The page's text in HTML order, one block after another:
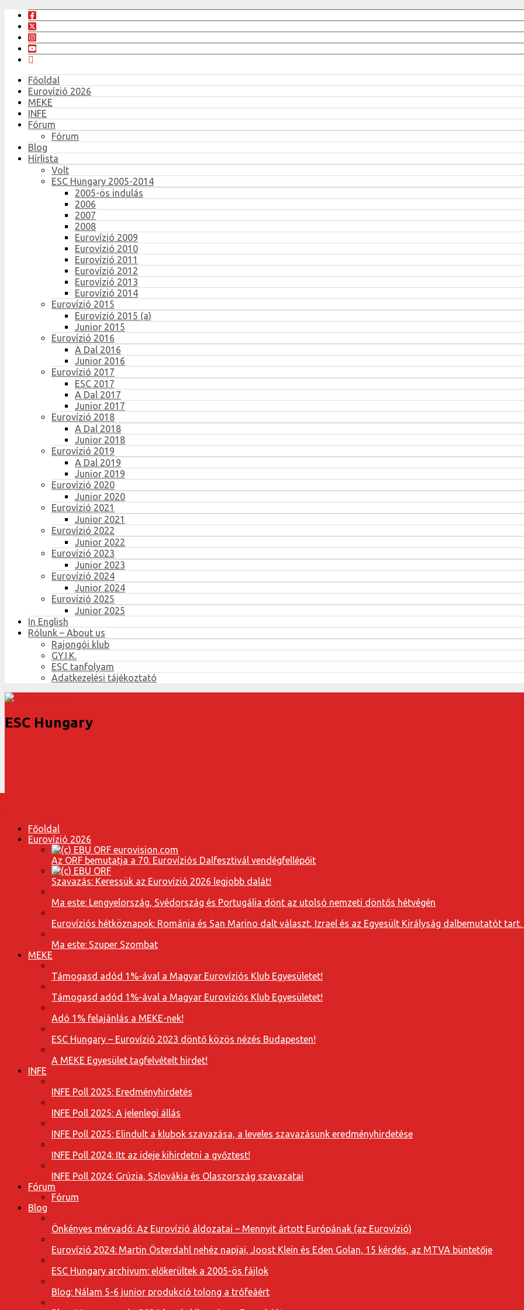
Főoldal
Eurovízió 2026
MEKE
INFE
Fórum
Fórum
Blog
Hírlista
Volt
ESC Hungary 2005-2014
2005-ös indulás
2006
2007
2008
Eurovízió 2009
Eurovízió 2010
Eurovízió 2011
Eurovízió 2012
Eurovízió 2013
Eurovízió 2014
Eurovízió 2015
Eurovízió 2015 (a)
Junior 2015
Eurovízió 2016
A Dal 2016
Junior 2016
Eurovízió 2017
ESC 2017
A Dal 2017
Junior 2017
Eurovízió 2018
A Dal 2018
Junior 2018
Eurovízió 2019
A Dal 2019
Junior 2019
Eurovízió 2020
Junior 2020
Eurovízió 2021
Junior 2021
Eurovízió 2022
Junior 2022
Eurovízió 2023
Junior 2023
Eurovízió 2024
Junior 2024
Eurovízió 2025
Junior 2025
In English
Rólunk – About us
Rajongói klub
GY.I.K.
ESC tanfolyam
Adatkezelési tájékoztató
ESC Hungary
Főoldal
Eurovízió 2026
Az ORF bemutatja a 70. Eurovíziós Dalfesztivál vendégfellépőit
Szavazás: Keressük az Eurovízió 2026 legjobb dalát!
Ma este: Lengyelország, Svédország és Portugália dönt az utolsó nemzeti döntős hétvégén
Eurovíziós hétköznapok: Románia és San Marino dalt választ, Izrael és az Egyesült Királyság dalbemutatót tart.
Ma este: Szuper Szombat
MEKE
Támogasd adód 1%-ával a Magyar Eurovíziós Klub Egyesületet!
Támogasd adód 1%-ával a Magyar Eurovíziós Klub Egyesületet!
Adó 1% felajánlás a MEKE-nek!
ESC Hungary – Eurovízió 2023 döntő közös nézés Budapesten!
A MEKE Egyesület tagfelvételt hirdet!
INFE
INFE Poll 2025: Eredményhirdetés
INFE Poll 2025: A jelenlegi állás
INFE Poll 2025: Elindult a klubok szavazása, a leveles szavazásunk eredményhirdetése
INFE Poll 2024: Itt az ideje kihirdetni a győztest!
INFE Poll 2024: Grúzia, Szlovákia és Olaszország szavazatai
Fórum
Fórum
Blog
Önkényes mérvadó: Az Eurovízió áldozatai – Mennyit ártott Európának (az Eurovízió)
Eurovízió 2024: Martin Österdahl nehéz napjai, Joost Klein és Eden Golan, 15 kérdés, az MTVA büntetője
ESC Hungary archivum: előkerültek a 2005-ös fájlok
Blog: Nálam 5-6 junior produkció tolong a trófeáért